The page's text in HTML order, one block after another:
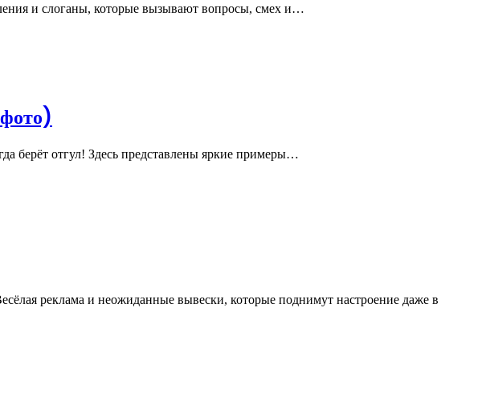
и слоганы, которые вызывают вопросы, смех и…
берёт отгул! Здесь представлены яркие примеры…
реклама и неожиданные вывески, которые поднимут настроение даже в